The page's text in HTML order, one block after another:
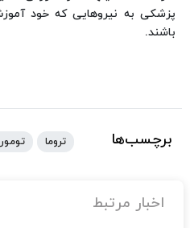
پزشکی به نیروهایی که خود
باشند.
برچسب‌ها تروما
اخبار مرتبط